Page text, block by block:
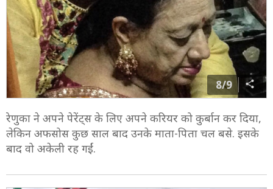
8/9
रेणुका ने अपने पेरेंट्स के लिए अपने करियर को कुर्बान कर दिया,
लेकिन अफसोस कुछ साल बाद उनके माता-पिता चल बसे. इसके
बाद वो अकेली रह गईं.